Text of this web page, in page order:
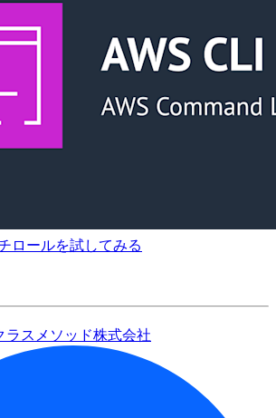
ロールを試してみる
ラスメソッド株式会社